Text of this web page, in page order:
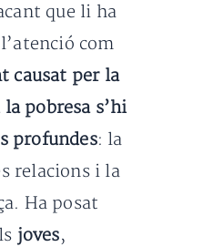
que li ha
com
causat per la
pobresa s’hi
profundes: la
relacions i la
Ha posat
joves,